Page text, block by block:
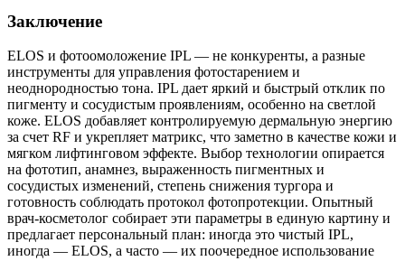
Заключение
ELOS и фотоомоложение IPL — не конкуренты, а разные
инструменты для управления фотостарением и
неоднородностью тона. IPL дает яркий и быстрый отклик по
пигменту и сосудистым проявлениям, особенно на светлой
коже. ELOS добавляет контролируемую дермальную энергию
за счет RF и укрепляет матрикс, что заметно в качестве кожи и
мягком лифтинговом эффекте. Выбор технологии опирается
на фототип, анамнез, выраженность пигментных и
сосудистых изменений, степень снижения тургора и
готовность соблюдать протокол фотопротекции. Опытный
врач‑косметолог собирает эти параметры в единую картину и
предлагает персональный план: иногда это чистый IPL,
иногда — ELOS, а часто — их поочередное использование